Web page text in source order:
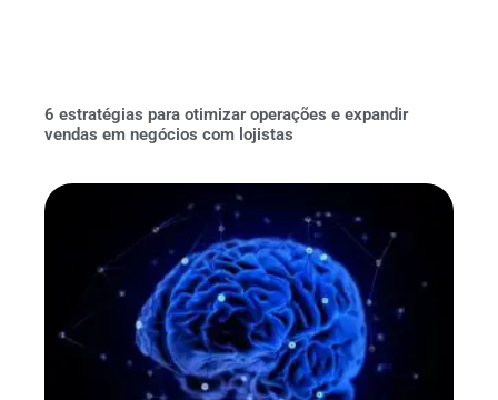
6 estratégias para otimizar operações e expandir
vendas em negócios com lojistas